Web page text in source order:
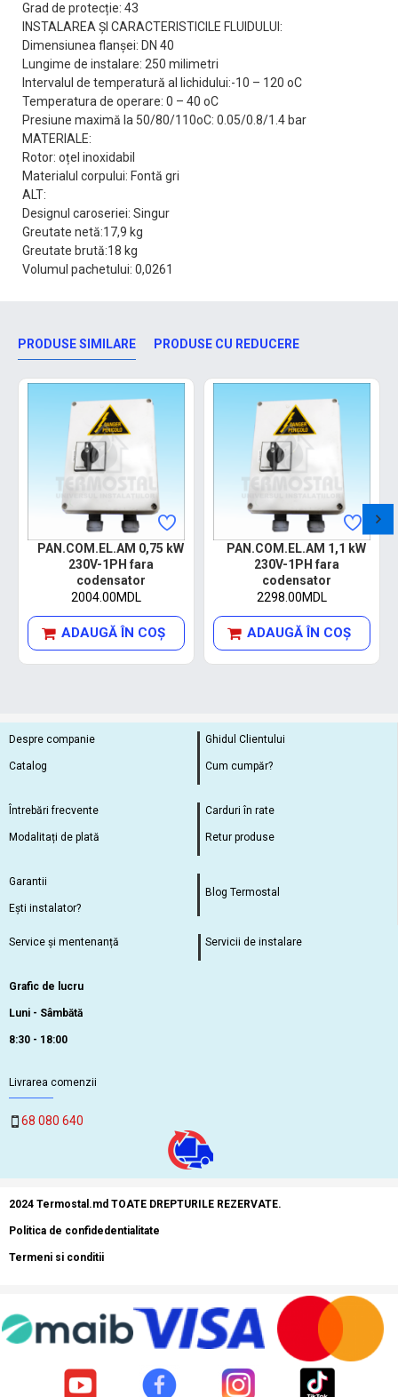
Grad de protecție: 43
INSTALAREA ȘI CARACTERISTICILE FLUIDULUI:
Dimensiunea flanșei: DN 40
Lungime de instalare: 250 milimetri
Intervalul de temperatură al lichidului:-10 – 120 oC
Temperatura de operare: 0 – 40 oC
Presiune maximă la 50/80/110oC: 0.05/0.8/1.4 bar
MATERIALE:
Rotor: oțel inoxidabil
Materialul corpului: Fontă gri
ALT:
Designul caroseriei: Singur
Greutate netă:17,9 kg
Greutate brută:18 kg
Volumul pachetului: 0,0261
PRODUSE SIMILARE PRODUSE CU REDUCERE
PAN.COM.EL.AM 0,75 kW
230V-1PH fara
codensator
2004.00MDL
ADAUGĂ ÎN COŞ
PAN.COM.EL.AM 1,1 kW
230V-1PH fara
codensator
2298.00MDL
ADAUGĂ ÎN COŞ
Despre companie
Catalog
Ghidul Clientului
Cum cumpăr?
Întrebări frecvente
Modalitați de plată
Carduri în rate
Retur produse
Garantii
Ești instalator?
Blog Termostal
Service și mentenanță Servicii de instalare
Grafic de lucru
Luni - Sâmbătă
8:30 - 18:00
Livrarea comenzii
68 080 640
2024 Termostal.md TOATE DREPTURILE REZERVATE.
Politica de confidedentialitate
Termeni si conditii